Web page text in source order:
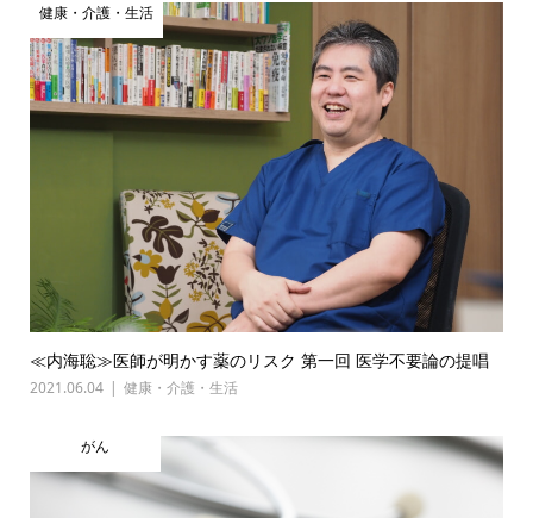
健康・介護・生活
≪内海聡≫医師が明かす薬のリスク 第一回 医学不要論の提唱
2021.06.04 健康・介護・生活
がん